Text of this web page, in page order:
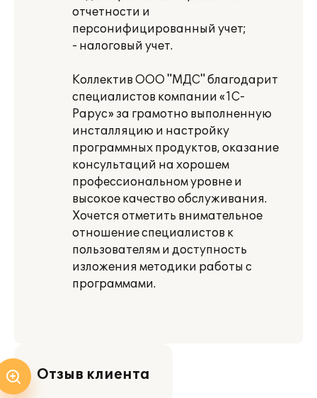
отчетности и
персонифицированный учет;
- налоговый учет.
Коллектив ООО "МДС" благодарит
специалистов компании «1С-
Рарус» за грамотно выполненную
инсталляцию и настройку
программных продуктов, оказание
консультаций на хорошем
профессиональном уровне и
высокое качество обслуживания.
Хочется отметить внимательное
отношение специалистов к
пользователям и доступность
изложения методики работы с
программами.
Отзыв клиента